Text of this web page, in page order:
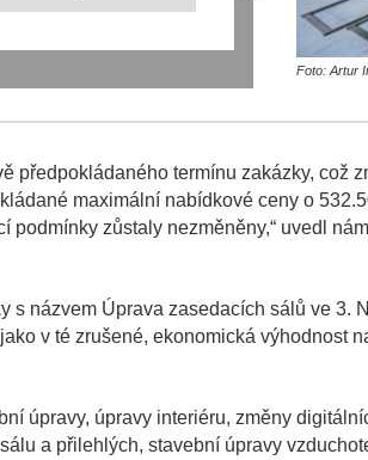
Foto: Artur
předpokládaného termínu zakázky, což
maximální nabídkové ceny o
podmínky zůstaly nezměněny,“ uvedl
s názvem Úprava zasedacích sálů ve 3.
v té zrušené, ekonomická výhodnost
úpravy, úpravy interiéru, změny
a přilehlých, stavební úpravy